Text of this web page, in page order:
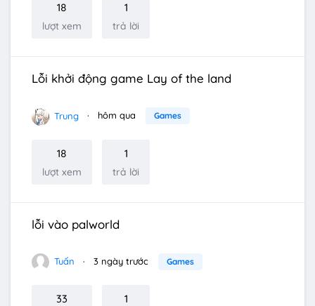
18
lượt xem
1
trả lời
Lỗi khởi động game Lay of the land
Trung hôm qua Games
18
lượt xem
1
trả lời
lỗi vào palworld
Tuấn 3 ngày trước Games
33 1